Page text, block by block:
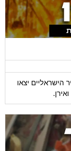
חיל האוויר הישראליים יצאו